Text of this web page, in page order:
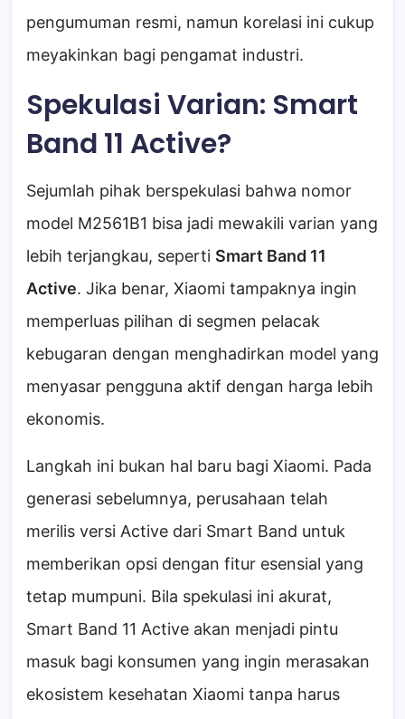
pengumuman resmi, namun korelasi ini cukup
meyakinkan bagi pengamat industri.
Spekulasi Varian: Smart
Band 11 Active?
Sejumlah pihak berspekulasi bahwa nomor
model M2561B1 bisa jadi mewakili varian yang
lebih terjangkau, seperti Smart Band 11
Active. Jika benar, Xiaomi tampaknya ingin
memperluas pilihan di segmen pelacak
kebugaran dengan menghadirkan model yang
menyasar pengguna aktif dengan harga lebih
ekonomis.
Langkah ini bukan hal baru bagi Xiaomi. Pada
generasi sebelumnya, perusahaan telah
merilis versi Active dari Smart Band untuk
memberikan opsi dengan fitur esensial yang
tetap mumpuni. Bila spekulasi ini akurat,
Smart Band 11 Active akan menjadi pintu
masuk bagi konsumen yang ingin merasakan
ekosistem kesehatan Xiaomi tanpa harus